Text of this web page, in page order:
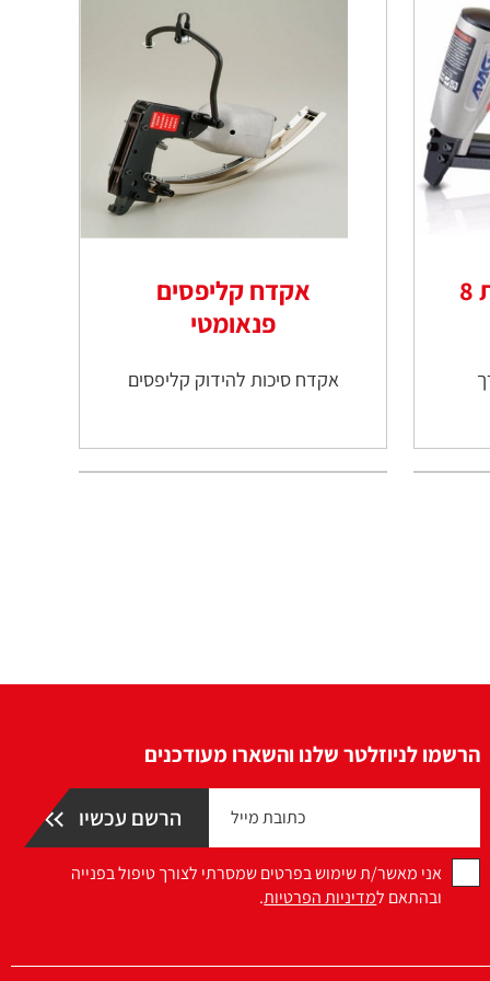
אקדח סיכות רחבות 8
אקדח קליפסים
פנאומטי
אקדח סיכות להידוק קליפסים
הרשמו לניוזלטר שלנו והשארו מעודכנים
אני מאשר/ת שימוש בפרטים שמסרתי לצורך טיפול בפנייה
ובהתאם למדיניות הפרטיות.